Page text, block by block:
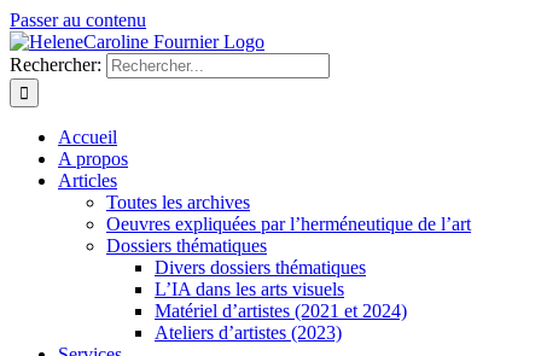
Passer au contenu
Rechercher:
Accueil
A propos
Articles
Toutes les archives
Oeuvres expliquées par l’herméneutique de l’art
Dossiers thématiques
Divers dossiers thématiques
L’IA dans les arts visuels
Matériel d’artistes (2021 et 2024)
Ateliers d’artistes (2023)